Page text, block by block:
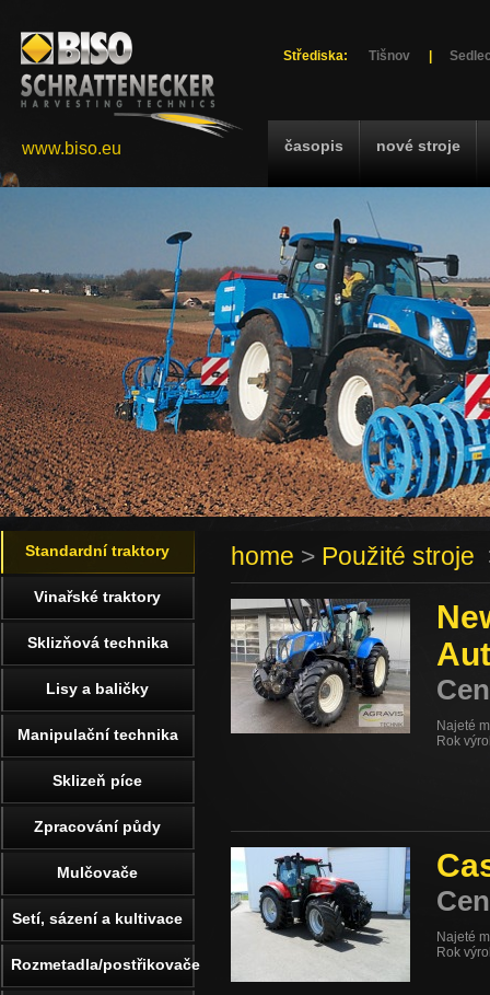
Střediska: Tišnov
časopis nové stroje
www.biso.eu
home > Použité stroje
Najeté
Rok
Najeté
Rok
Standardní traktory
Vinařské traktory
Sklizňová technika
Lisy a baličky
Manipulační technika
Sklizeň píce
Zpracování půdy
Mulčovače
Setí, sázení a kultivace
Rozmetadla/postřikovače